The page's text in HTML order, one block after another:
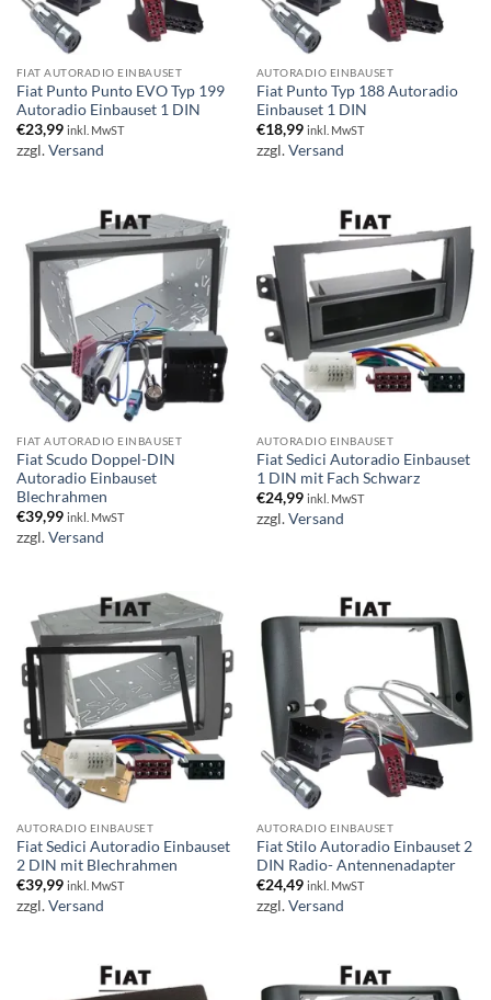
FIAT AUTORADIO EINBAUSET
Fiat Punto Punto EVO Typ 199
Autoradio Einbauset 1 DIN
€23,99 inkl. MwST
zzgl.Versand
AUTORADIO EINBAUSET
Fiat Punto Typ 188 Autoradio
Einbauset 1 DIN
€18,99 inkl. MwST
zzgl.Versand
FIAT AUTORADIO EINBAUSET
Fiat Scudo Doppel-DIN
Autoradio Einbauset
Blechrahmen
€39,99 inkl. MwST
zzgl.Versand
AUTORADIO EINBAUSET
Fiat Sedici Autoradio Einbauset
1 DIN mit Fach Schwarz
€24,99 inkl. MwST
zzgl.Versand
AUTORADIO EINBAUSET
Fiat Sedici Autoradio Einbauset
2 DIN mit Blechrahmen
€39,99 inkl. MwST
zzgl.Versand
AUTORADIO EINBAUSET
Fiat Stilo Autoradio Einbauset 2
DIN Radio- Antennenadapter
€24,49 inkl. MwST
zzgl.Versand